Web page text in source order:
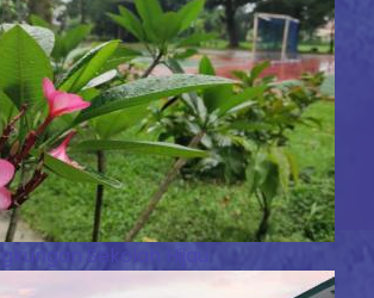
Sekolah Hijau